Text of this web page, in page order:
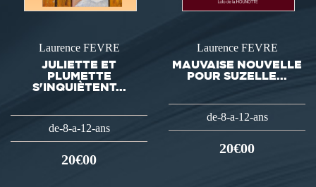
Laurence FEVRE
JULIETTE ET
PLUMETTE
S'INQUIÈTENT...
de-8-a-12-ans
20€00
Laurence FEVRE
MAUVAISE NOUVELLE
POUR SUZELLE...
de-8-a-12-ans
20€00